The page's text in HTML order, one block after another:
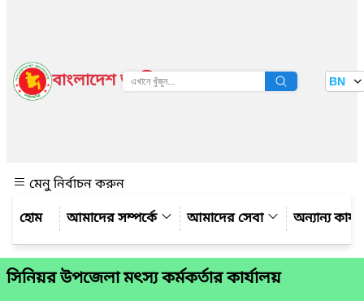
বাংলাদেশ জাতীয় তথ্য বাতায়ন BN
মেনু নির্বাচন করুন
আমাদের সম্পর্কে
আমাদের সেবা অন্যান্য
সিনিয়র উপজেলা মৎস্য কর্মকর্তার কার্যালয়